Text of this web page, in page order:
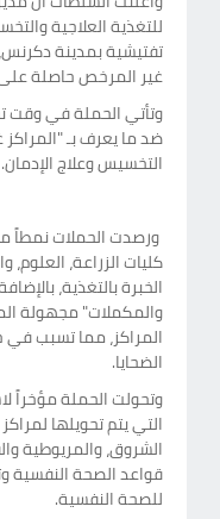
للتغذية العلاجية
تفتيشية بمدينة
غير المرخص حاصلة
وتأتي الحملة في وقت
ضد ما يعرف بـ
التخسيس وعلاج الإدمان.
ورصدت الحملات نمطاً
كليات الزراعة،
الخبرة بالتغذية،
والمكملات" مجهولة
المراكز، مما تسبب
الضحايا.
وتحولت الحملة مؤخراً
التي يتم تحويلها
الشروق، والمريوطية
قواعد الصحة النفسية
للصحة النفسية.